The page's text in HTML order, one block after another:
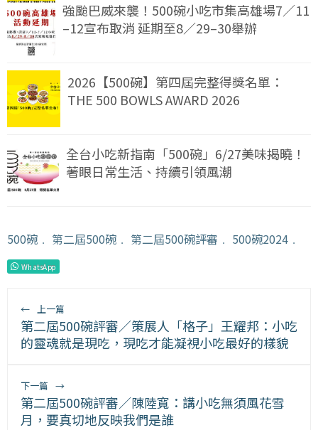
強颱巴威來襲！500碗小吃市集高雄場7／11
–12宣布取消 延期至8／29–30舉辦
2026【500碗】第四屆完整得獎名單：
THE 500 BOWLS AWARD 2026
全台小吃新指南「500碗」6/27美味揭曉！
著眼日常生活、持續引領風潮
500碗 ﹒ 第二屆500碗 ﹒ 第二屆500碗評審 ﹒ 500碗2024 ﹒
WhatsApp
← 上一篇
第二屆500碗評審／策展人「格子」王耀邦：小吃
的靈魂就是現吃，現吃才能凝視小吃最好的樣貌
下一篇 →
第二屆500碗評審／陳陸寬：講小吃無須風花雪
月，要真切地反映我們是誰